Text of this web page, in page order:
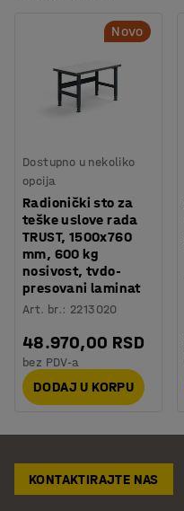
Novo
Dostupno u nekoliko
opcija
Radionički sto za
teške uslove rada
TRUST, 1500x760
mm, 600 kg
nosivost, tvdo-
presovani laminat
Art. br.: 2213020
48.970,00 RSD
bez PDV-a
DODAJ U KORPU
KONTAKTIRAJTE NAS